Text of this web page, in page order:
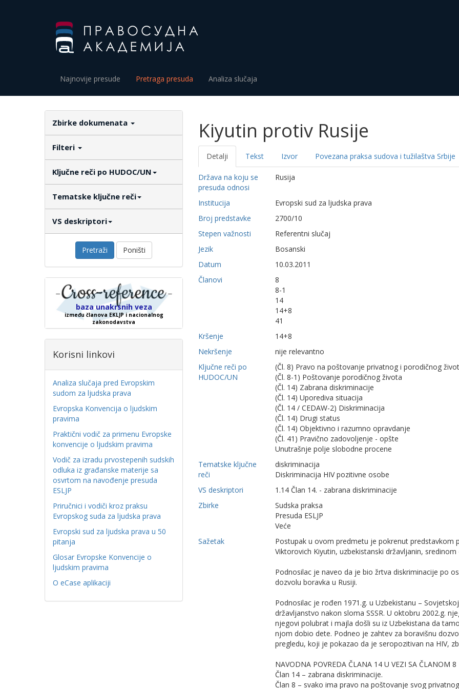
Najnovije presude Pretraga presuda Analiza slučaja
Zbirke dokumenata
Filteri
Ključne reči po HUDOC/UN
Tematske ključne reči
VS deskriptori
Pretraži Poništi
baza unakrsnih veza
između članova EKLJP i nacionalnog
zakonodavstva
Korisni linkovi
Analiza slučaja pred Evropskim
sudom za ljudska prava
Evropska Konvencija o ljudskim
pravima
Praktični vodič za primenu Evropske
konvencije o ljudskim pravima
Vodič za izradu prvostepenih sudskih
odluka iz građanske materije sa
osvrtom na navođenje presuda
ESLJP
Priručnici i vodiči kroz praksu
Evropskog suda za ljudska prava
Evropski sud za ljudska prava u 50
pitanja
Glosar Evropske Konvencije o
ljudskim pravima
O eCase aplikaciji
Kiyutin protiv Rusije
Detalji Tekst Izvor Povezana praksa sudova i tužilaštva Srbije
Država na koju se
presuda odnosi
Rusija
Institucija
Evropski sud za ljudska prava
Broj predstavke
2700/10
Stepen važnosti
Referentni slučaj
Jezik
Bosanski
Datum
10.03.2011
Članovi
8
8-1
14
14+8
41
Kršenje
14+8
Nekršenje
nije relevantno
Ključne reči po
HUDOC/UN
(Čl. 8) Pravo na poštovanje privatnog i porodičnog
(Čl. 8-1) Poštovanje porodičnog života
(Čl. 14) Zabrana diskriminacije
(Čl. 14) Uporediva situacija
(Čl. 14 / CEDAW-2) Diskriminacija
(Čl. 14) Drugi status
(Čl. 14) Objektivno i razumno opravdanje
(Čl. 41) Pravično zadovoljenje - opšte
Unutrašnje polje slobodne procene
Tematske ključne
reči
diskriminacija
Diskriminacija HIV pozitivne osobe
VS deskriptori
1.14 Član 14. - zabrana diskriminacije
Zbirke
Sudska praksa
Presuda ESLJP
Veće
Sažetak
Postupak u ovom predmetu je pokrenut predstavkom
Viktorovich Kiyutin, uzbekistanski državljanin, sredinom
Podnosilac je naveo da je bio žrtva diskriminacije po
dozvolu boravka u Rusiji.
Podnosilac je rođen 1971.g. u Uzbekistanu –
državljanstvo nakon sloma SSSR. U oktobru 2002.g.
njegovi polubrat i majla došli su iz Uzbekistana da
njom dobio dete. Podneo je zahtev za boravišnu
pregledu, koji je pokazao da je seropozitivan na HIV,
NAVODNA POVREDA ČLANA 14 U VEZI SA ČLANOM 8
Član 14 – zabrana diskriminacije.
Član 8 – svako ima pravo na poštovanje svog